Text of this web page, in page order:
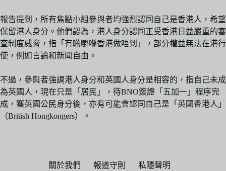
報告提到，所有焦點小組參與者均強烈認同自己是香港人，希望
保留港人身分。他們認為，港人身分認同正受香港日益嚴重的審
查制度威脅，指「有啲嘢喺香港做唔到」，部分權益無法在港行
使，例如言論和新聞自由。
不過，參與者強調港人身分和英國人身分是相容的，指自己未成
為英國人，現在只是「居民」，待BNO簽證「五加一」程序完
成，獲英國公民身分後，亦有可能會認同自己是「英國香港人」
（British Hongkongers）。
關於我們 報道守則 私隱聲明